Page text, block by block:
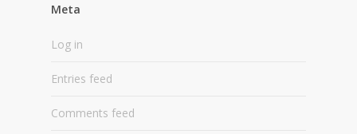
Meta
Log in
Entries feed
Comments feed